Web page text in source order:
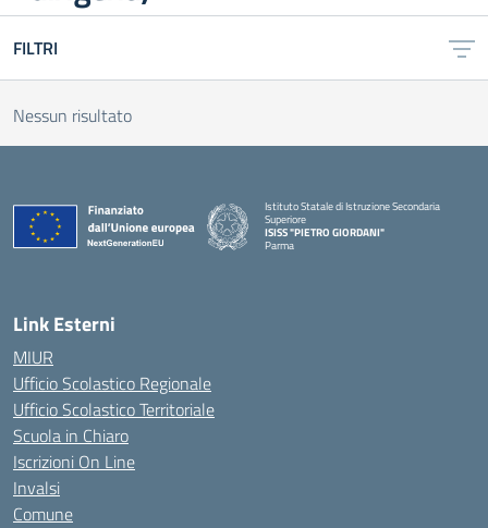
FILTRI
Nessun risultato
Istituto Statale di Istruzione Secondaria
Superiore
ISISS "PIETRO GIORDANI"
Parma
Link Esterni
MIUR
Ufficio Scolastico Regionale
Ufficio Scolastico Territoriale
Scuola in Chiaro
Iscrizioni On Line
Invalsi
Comune